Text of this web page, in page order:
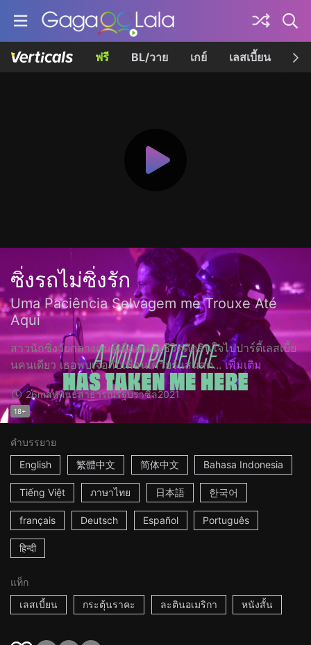
ฟรี BL/วาย เกย์ เลสเบี้ยน เค
ซิ่งรถไม่ซิ่งรัก
Uma Paciência Selvagem me Trouxe Até
Aqui
สาวนักซิ่งวัยกลางคนผู้เบื่อหน่ายชีวิตตัดสินใจไปปาร์ตี้เลสเบี้ย
นคนเดียว เธอพบเจอกับเพื่อนเควียร์แสนสด... เพิ่มเติม
26mสหพันธ์สาธารณรัฐบราซิล2021
18+
คำบรรยาย
English
繁體中文 简体中文 Bahasa Indonesia
Tiếng Việt ภาษาไทย 日本語 한국어
français Deutsch Español Português
हिन्दी
แท็ก
เลสเบี้ยน
กระตุ้นราคะ ละตินอเมริกา หนังสั้น